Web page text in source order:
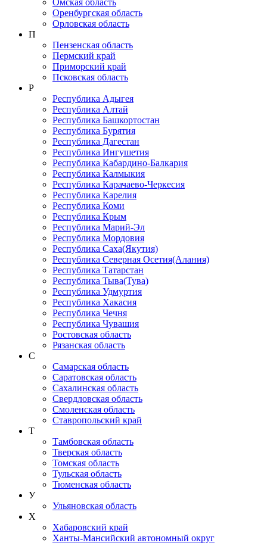
Омская область
Оренбургская область
Орловская область
П
Пензенская область
Пермский край
Приморский край
Псковская область
Р
Республика Адыгея
Республика Алтай
Республика Башкортостан
Республика Бурятия
Республика Дагестан
Республика Ингушетия
Республика Кабардино-Балкария
Республика Калмыкия
Республика Карачаево-Черкеcия
Республика Карелия
Республика Коми
Республика Крым
Республика Марий-Эл
Республика Мордовия
Республика Саха(Якутия)
Республика Северная Осетия(Алания)
Республика Татарстан
Республика Тыва(Тува)
Республика Удмуртия
Республика Хакасия
Республика Чечня
Республика Чувашия
Ростовская область
Рязанская область
С
Самарская область
Саратовская область
Сахалинская область
Свердловская область
Смоленская область
Ставропольский край
Т
Тамбовская область
Тверская область
Томская область
Тульская область
Тюменская область
У
Ульяновская область
Х
Хабаровский край
Ханты-Мансийский автономный округ